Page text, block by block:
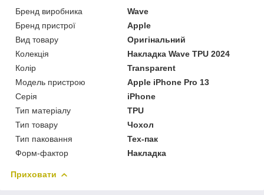
Бренд виробника
Wave
Бренд пристрої
Apple
Вид товару
Оригінальний
Колекція
Накладка Wave TPU 2024
Колір
Transparent
Модель пристрою
Apple iPhone Pro 13
Серія
iPhone
Тип матеріалу
TPU
Тип товару
Чохол
Тип паковання
Тех-пак
Форм-фактор
Накладка
Приховати